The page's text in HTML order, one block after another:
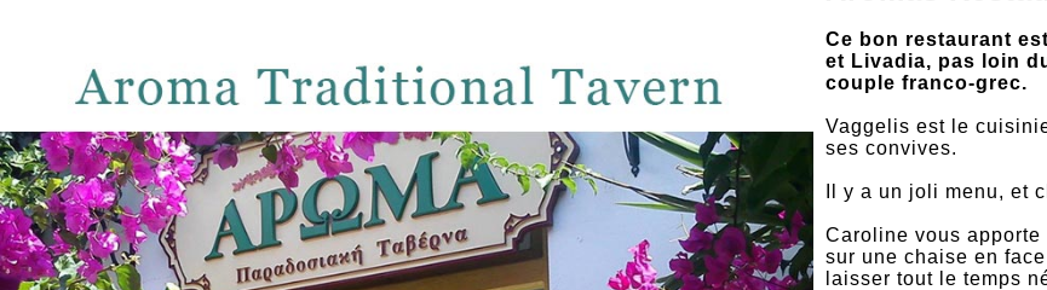
Ce bon restaurant
et Livadia, pas loin
couple franco-grec.
Vaggelis est le
ses convives.
Il y a un joli menu, et
Caroline vous
sur une chaise en
laisser tout le temps